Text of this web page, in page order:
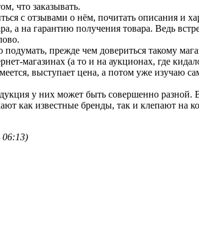
что заказывать.
с отзывами о нём, почитать описания и
а на гарантию получения товара. Ведь
прежде чем довериться такому
магазинах (а то и на аукционах, где
выступает цена, а потом уже изучаю
у них может быть совершенно разной.
как известные бренды, так и клепают на